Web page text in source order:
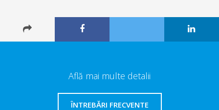
Află mai multe detalii
ÎNTREBĂRI FRECVENTE